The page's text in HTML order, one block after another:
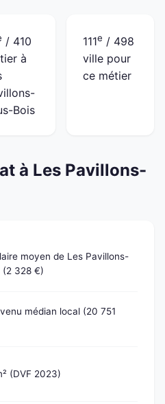
/ 410
à
Bois
111e / 498
ville pour
ce métier
à Les Pavillons-
moyen de Les Pavillons-
(2 328 €)
médian local (20 751
(DVF 2023)